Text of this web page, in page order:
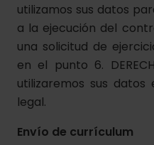
utilizamos sus datos
a la ejecución del
una solicitud de
en el punto 6.
utilizaremos sus
legal.
Envío de currículum